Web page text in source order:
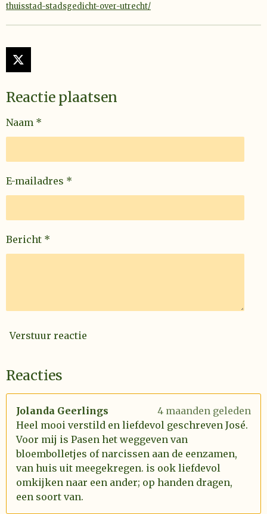
thuisstad-stadsgedicht-over-utrecht/
X
Reactie plaatsen
Naam *
E-mailadres *
Bericht *
Verstuur reactie
Reacties
Jolanda Geerlings
4 maanden geleden
Heel mooi verstild en liefdevol geschreven José.
Voor mij is Pasen het weggeven van
bloembolletjes of narcissen aan de eenzamen,
van huis uit meegekregen. is ook liefdevol
omkijken naar een ander; op handen dragen,
een soort van.